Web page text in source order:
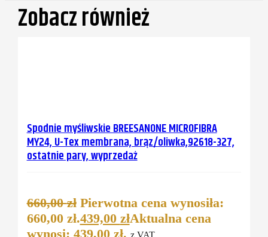
Zobacz również
Spodnie myśliwskie BREESANONE MICROFIBRA
MY24, U-Tex membrana, brąz/oliwka,92618-327,
ostatnie pary, wyprzedaż
660,00zł Pierwotna cena wynosiła:
660,00 zł.439,00 złAktualna cena
wynosi: 439,00 zł. z VAT